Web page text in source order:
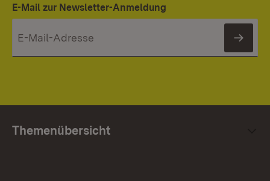
E-Mail zur Newsletter-Anmeldung
Themenübersicht